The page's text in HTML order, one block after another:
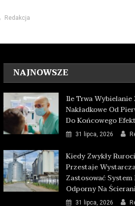
Redakcja
NAJNOWSZE
Ile Trwa Wybielanie
Nakładkowe Od
Do Końcowego
31 lipca, 2026
Kiedy Zwykły
Przestaje
Zastosować
Odporny Na
31 lipca, 2026